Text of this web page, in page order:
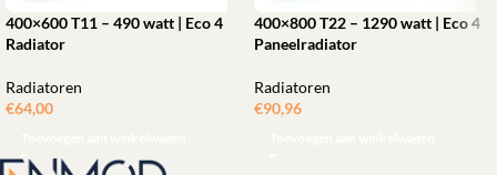
400×600 T11 – 490 watt | Eco 4
Radiator
Radiatoren
€64,00
400×800 T22 – 1290 watt | Eco 4
Paneelradiator
Radiatoren
€90,96